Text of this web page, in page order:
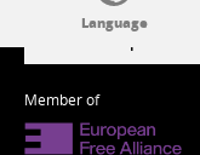
Member of